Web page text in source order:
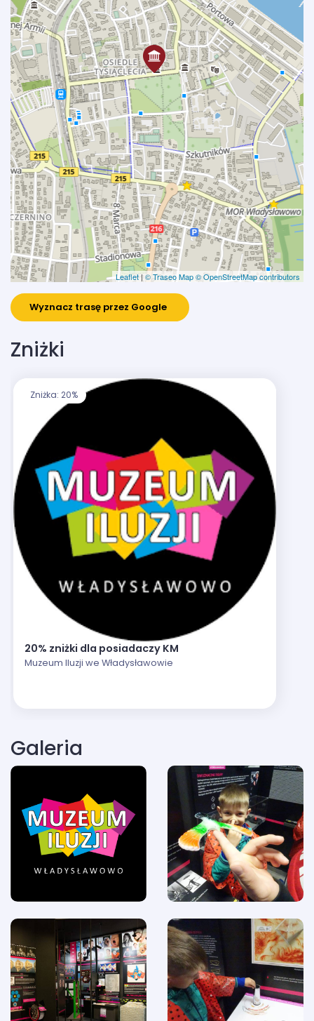
Leaflet | © Traseo Map© OpenStreetMap contributors
Wyznacz trasę przez Google
Zniżki
Zniżka: 20%
20% zniżki dla posiadaczy KM
Muzeum Iluzji we Władysławowie
Galeria